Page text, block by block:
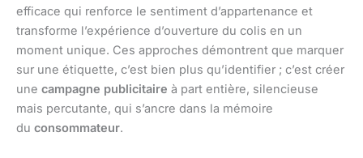
efficace qui renforce le sentiment d’appartenance et
transforme l’expérience d’ouverture du colis en un
moment unique. Ces approches démontrent que marquer
sur une étiquette, c’est bien plus qu’identifier ; c’est créer
une campagne publicitaire à part entière, silencieuse
mais percutante, qui s’ancre dans la mémoire
du consommateur.